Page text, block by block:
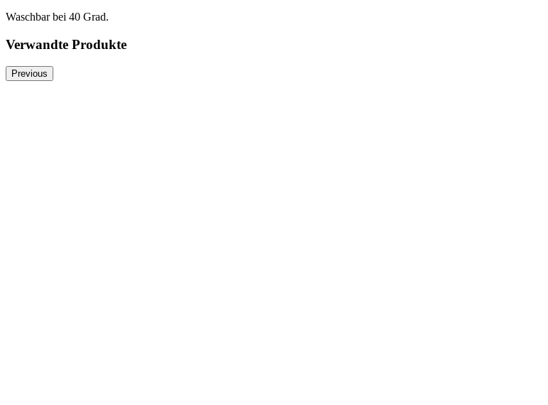
Waschbar bei 40 Grad.
Verwandte Produkte
Previous